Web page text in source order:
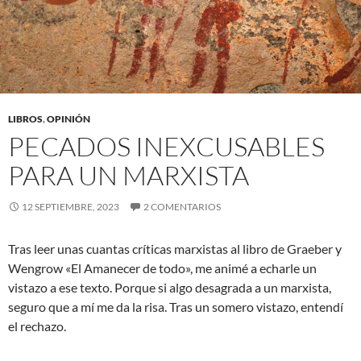
LIBROS,OPINIÓN
PECADOS INEXCUSABLES
PARA UN MARXISTA
12 SEPTIEMBRE, 2023 2 COMENTARIOS
Tras leer unas cuantas críticas marxistas al libro de Graeber y
Wengrow «El Amanecer de todo», me animé a echarle un
vistazo a ese texto. Porque si algo desagrada a un marxista,
seguro que a mí me da la risa. Tras un somero vistazo, entendí
el rechazo.